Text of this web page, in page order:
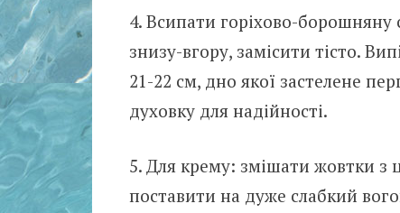
4. Всипати горіхово-
знизу-вгору, замісити тісто.
21-22 см, дно якої застелене
духовку для надійності.
5. Для крему: змішати жовтки з
поставити на дуже слабкий